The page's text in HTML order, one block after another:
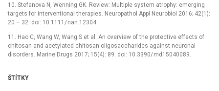
10. Stefanova N, Wen­n­­ing GK. Review: Multiple system atrophy: emerg­­ing
targets for interventional ther­apies. Neuropathol Appl Neurobio­l 2016; 42(1):
20 –⁠ 32. doi: 10.1111/ nan.12304.
11. Hao C, Wang W, Wang S et al. An overview of the protective ef­fects of
chitosan and acetylated chitosan oligosaccharides against neuronal
disorders. Marine Drugs 2017; 15(4): 89. doi: 10.3390/ md15040089.
ŠTÍTKY